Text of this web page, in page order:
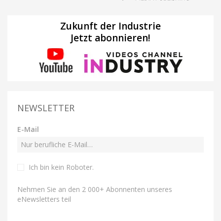
Zukunft der Industrie
Jetzt abonnieren!
NEWSLETTER
E-Mail
Ich bin kein Roboter.
Nehmen Sie an den 2 000+ Abonnenten unseres
eNewsletters teil